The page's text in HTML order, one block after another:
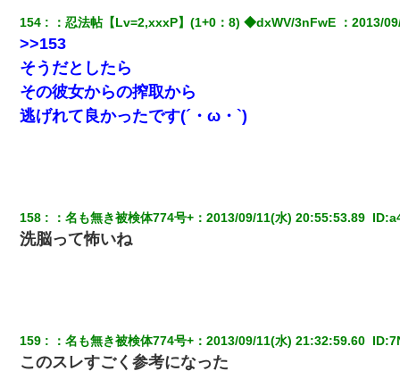
154 ：忍法帖【Lv=2,xxxP】(1+0：8) ◆dxWV/3nFwE ：2013/
>>153
そうだとしたら
その彼女からの搾取から
逃げれて良かったです(´・ω・`)
158 ：名も無き被検体774号+ ：2013/09/11(水) 20:55:53.89 ID:
洗脳って怖いね
159 ：名も無き被検体774号+ ：2013/09/11(水) 21:32:59.60 ID:
このスレすごく参考になった